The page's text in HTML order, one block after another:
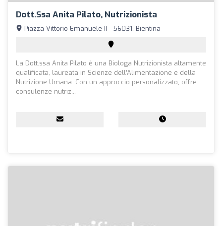
Dott.ssa Anita Pilato, Nutrizionista
Piazza Vittorio Emanuele II - 56031, Bientina
La Dott.ssa Anita Pilato è una Biologa Nutrizionista altamente
qualificata, laureata in Scienze dell’Alimentazione e della
Nutrizione Umana. Con un approccio personalizzato, offre
consulenze nutriz...